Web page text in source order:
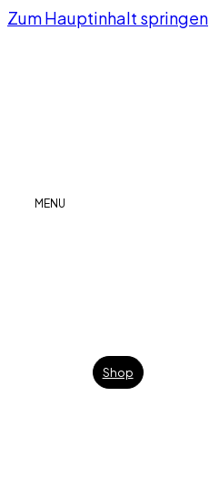
Zum Hauptinhalt springen
MENU
Shop